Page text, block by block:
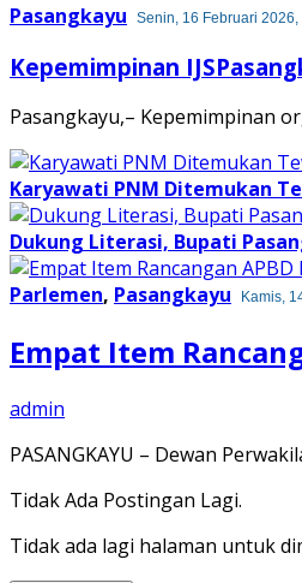
Pasangkayu
Senin, 16 Februari 2026,
Kepemimpinan
Pasangkayu,– Kepemimpinan
Karyawati PNM Ditemukan
Dukung Literasi, Bupati
Parlemen, Pasangkayu Kamis,
Empat Item
admin
PASANGKAYU – Dewan
Tidak Ada Postingan Lagi.
Tidak ada lagi halaman untuk